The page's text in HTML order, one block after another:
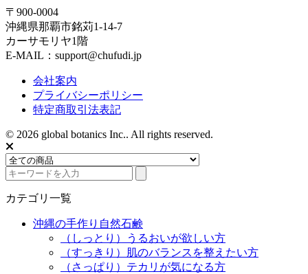
〒900-0004
沖縄県那覇市銘苅1-14-7
カーサモリヤ1階
E-MAIL：support@chufudi.jp
会社案内
プライバシーポリシー
特定商取引法表記
© 2026 global botanics Inc.. All rights reserved.
カテゴリ一覧
沖縄の手作り自然石鹸
（しっとり）うるおいが欲しい方
（すっきり）肌のバランスを整えたい方
（さっぱり）テカリが気になる方